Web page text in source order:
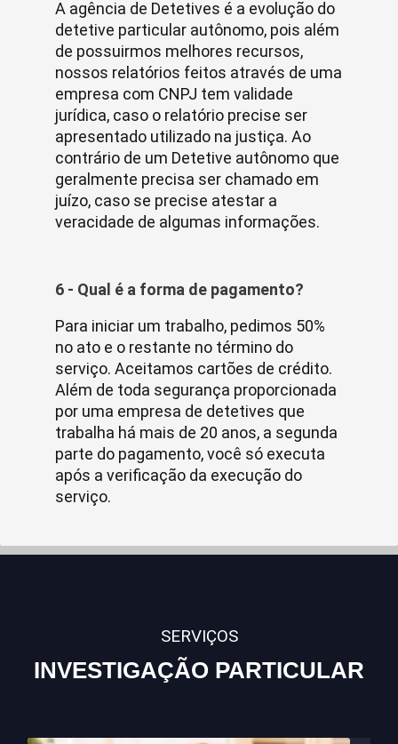
A agência de Detetives é a evolução do
detetive particular autônomo, pois além
de possuirmos melhores recursos,
nossos relatórios feitos através de uma
empresa com CNPJ tem validade
jurídica, caso o relatório precise ser
apresentado utilizado na justiça. Ao
contrário de um Detetive autônomo que
geralmente precisa ser chamado em
juízo, caso se precise atestar a
veracidade de algumas informações.
6 - Qual é a forma de pagamento?
Para iniciar um trabalho, pedimos 50%
no ato e o restante no término do
serviço. Aceitamos cartões de crédito.
Além de toda segurança proporcionada
por uma empresa de detetives que
trabalha há mais de 20 anos, a segunda
parte do pagamento, você só executa
após a verificação da execução do
serviço.
SERVIÇOS
INVESTIGAÇÃO PARTICULAR